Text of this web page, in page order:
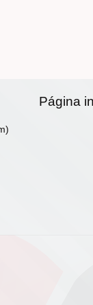
Página